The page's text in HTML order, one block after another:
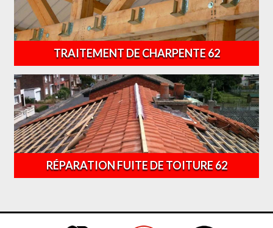
TRAITEMENT DE CHARPENTE 62
RÉPARATION FUITE DE TOITURE 62